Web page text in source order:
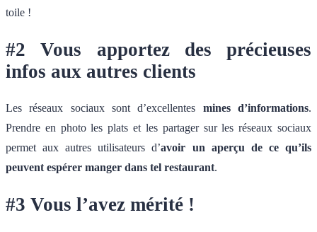
toile !
#2 Vous apportez des précieuses
infos aux autres clients
Les réseaux sociaux sont d’excellentes mines d’informations.
Prendre en photo les plats et les partager sur les réseaux sociaux
permet aux autres utilisateurs d’avoir un aperçu de ce qu’ils
peuvent espérer manger dans tel restaurant.
#3 Vous l’avez mérité !